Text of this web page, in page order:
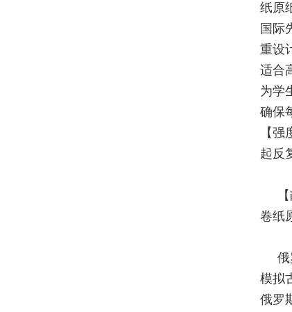
纸原
国际
重设
适合
为学
确保
【
起反
卷纸
模拟
俄罗